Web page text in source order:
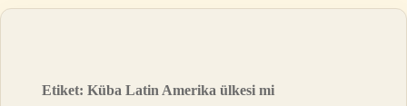
Etiket:Küba Latin Amerika ülkesi mi